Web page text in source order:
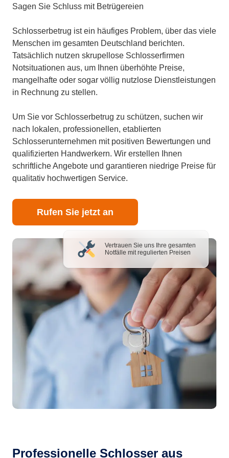
Sagen Sie Schluss mit Betrügereien
Schlosserbetrug ist ein häufiges Problem, über das viele
Menschen im gesamten Deutschland berichten.
Tatsächlich nutzen skrupellose Schlosserfirmen
Notsituationen aus, um Ihnen überhöhte Preise,
mangelhafte oder sogar völlig nutzlose Dienstleistungen
in Rechnung zu stellen.
Um Sie vor Schlosserbetrug zu schützen, suchen wir
nach lokalen, professionellen, etablierten
Schlosserunternehmen mit positiven Bewertungen und
qualifizierten Handwerkern. Wir erstellen Ihnen
schriftliche Angebote und garantieren niedrige Preise für
qualitativ hochwertigen Service.
Rufen Sie jetzt an
Vertrauen Sie uns Ihre gesamten
Notfälle mit regulierten Preisen
Professionelle Schlosser aus